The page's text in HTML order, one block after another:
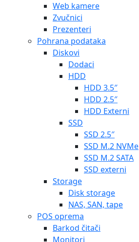
Web kamere
Zvučnici
Prezenteri
Pohrana podataka
Diskovi
Dodaci
HDD
HDD 3.5″
HDD 2.5″
HDD Externi
SSD
SSD 2.5″
SSD M.2 NVMe
SSD M.2 SATA
SSD externi
Storage
Disk storage
NAS, SAN, tape
POS oprema
Barkod čitači
Monitori